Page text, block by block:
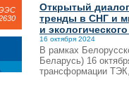
Открытый
тренды в СНГ и
и
16 октября 2024
В рамках
Беларусь) 16
трансформации